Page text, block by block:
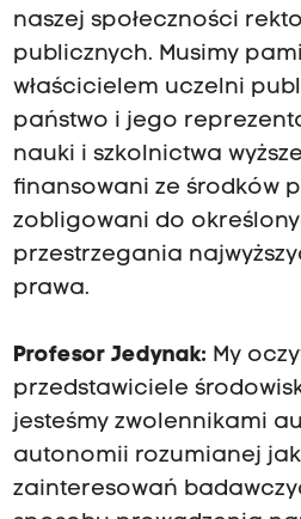
naszej społeczności
publicznych. Musimy
właścicielem uczelni
państwo i jego
nauki i szkolnictwa
finansowani ze środków
zobligowani do
przestrzegania
prawa.
Profesor Jedynak: My
przedstawiciele
jesteśmy zwolennikami
autonomii rozumianej
zainteresowań